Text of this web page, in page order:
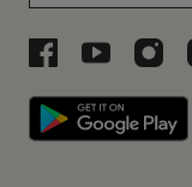
Libri aLibri a